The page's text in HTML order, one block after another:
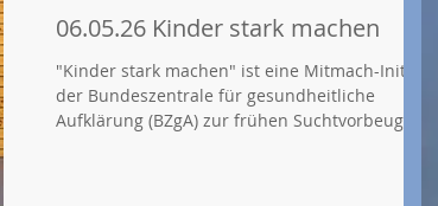
06.05.26 Kinder stark machen
"Kinder stark machen" ist eine Mitmach-Initiative
der Bundeszentrale für gesundheitliche
Aufklärung (BZgA) zur frühen Suchtvorbeugung